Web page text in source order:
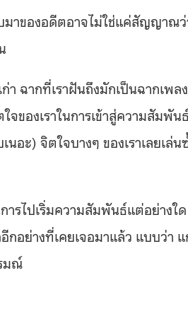
าของอดีตอาจไม่ใช่แค่สัญญาณว่
ฉากที่เราฝันถึงมักเป็นฉากเพล
ของเราในการเข้าสู่ความสัมพัน
อะ) จิตใจบางๆ ของเราเลยเล่
ารไปเริ่มความสัมพันธ์แต่อย่างใ
กอย่างที่เคยเจอมาแล้ว แบบว่า
มณ์